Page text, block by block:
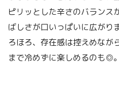
ピリッとした辛さのバランス
ばしさが口いっぱいに広がり
ろほろ、存在感は控えめなが
まで冷めずに楽しめるのも◎